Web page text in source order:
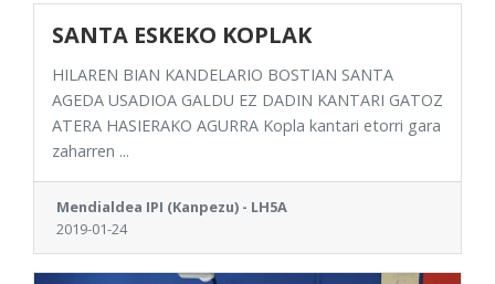
SANTA ESKEKO KOPLAK
HILAREN BIAN KANDELARIO BOSTIAN SANTA
AGEDA USADIOA GALDU EZ DADIN KANTARI GATOZ
ATERA HASIERAKO AGURRA Kopla kantari etorri gara
zaharren ...
Mendialdea IPI (Kanpezu) - LH5A
2019-01-24